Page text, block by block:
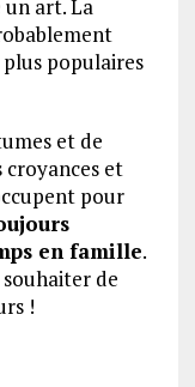
un art. La
populaires
et de
et
pour
en famille.
de
!